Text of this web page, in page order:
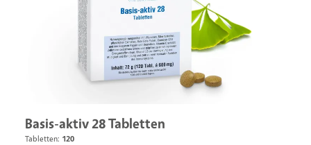
Basis-aktiv 28 Tabletten
Tabletten: 120